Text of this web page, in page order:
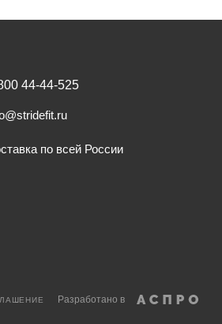
44-44-525
по всей России
Разработано в